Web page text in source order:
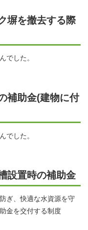
塀を撤去する際
でした。
補助金(建物に付
でした。
設置時の補助金
ぎ、快適な水資源を守
金を交付する制度